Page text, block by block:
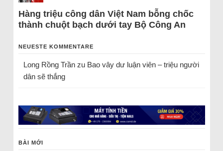
Hàng triệu công dân Việt Nam bỗng chốc
thành chuột bạch dưới tay Bộ Công An
NEUESTE KOMMENTARE
Long Rồng Trầnzu Bao vây dư luận viên – triệu người
dân sẽ thắng
BÀI MỚI